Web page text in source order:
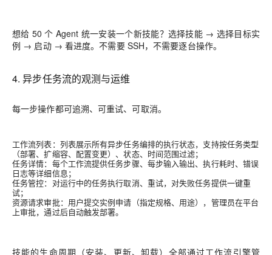
想给 50 个 Agent 统一安装一个新技能？选择技能 → 选择目标实
例 → 启动 → 看进度。不需要 SSH，不需要逐台操作。
4. 异步任务流的观测与运维
每一步操作都可追溯、可重试、可取消。
工作流列表：列表展示所有异步任务编排的执行状态，支持按任务类型
（部署、扩缩容、配置变更）、状态、时间范围过滤；
任务详情：每个工作流提供任务步骤、每步输入输出、执行耗时、错误
日志等详细信息；
任务管控：对运行中的任务执行取消、重试，对失败任务提供一键重
试；
资源请求审批：用户提交实例申请（指定规格、用途），管理员在平台
上审批，通过后自动触发部署。
技能的生命周期（安装、更新、卸载）全部通过工作流引擎管